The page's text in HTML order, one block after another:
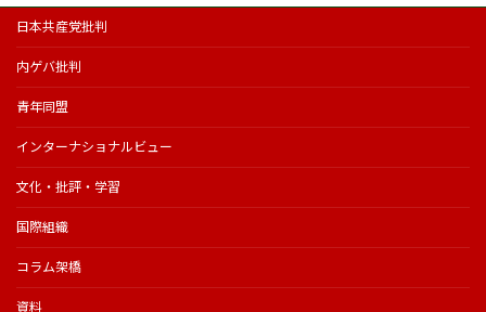
日本共産党批判
内ゲバ批判
青年同盟
インターナショナルビュー
文化・批評・学習
国際組織
コラム架橋
資料